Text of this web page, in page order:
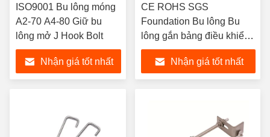
ISO9001 Bu lông móng
A2-70 A4-80 Giữ bu
lông mở J Hook Bolt
Nhận giá tốt nhất
CE ROHS SGS
Foundation Bu lông Bu
lông gắn bảng điều khiển
năng lượng mặt trời tùy
chỉnh
Nhận giá tốt nhất